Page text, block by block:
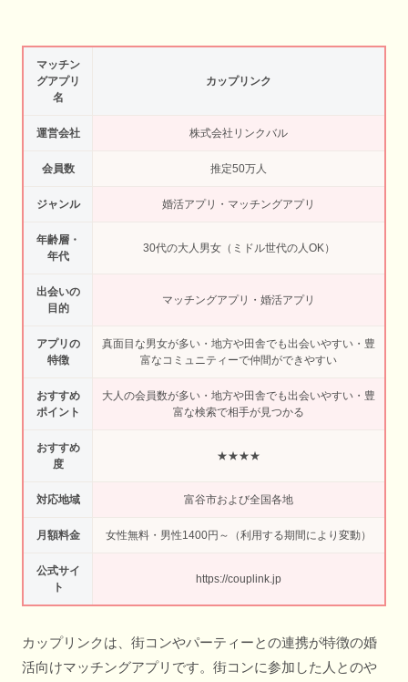
マッチン
グアプリ
名
カップリンク
運営会社 株式会社リンクバル
会員数 推定50万人
ジャンル 婚活アプリ・マッチングアプリ
年齢層・
年代
30代の大人男女（ミドル世代の人OK）
出会いの
目的
マッチングアプリ・婚活アプリ
アプリの
特徴
真面目な男女が多い・地方や田舎でも出会いやすい・豊
富なコミュニティーで仲間ができやすい
おすすめ
ポイント
大人の会員数が多い・地方や田舎でも出会いやすい・豊
富な検索で相手が見つかる
おすすめ
度
★★★★
対応地域 富谷市および全国各地
月額料金 女性無料・男性1400円～（利用する期間により変動）
公式サイ
ト
https://couplink.jp
カップリンクは、街コンやパーティーとの連携が特徴の婚
活向けマッチングアプリです。街コンに参加した人とのや